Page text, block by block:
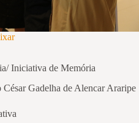
Iniciativa de Memória
Gadelha de Alencar Araripe